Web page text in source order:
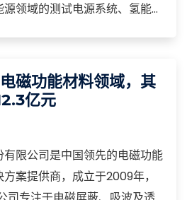
领域的测试电源系统、氢能测
电源、燃料电池测试系统、电
器等核心品类
磁功能材料领域，其
亿元
限公司是中国领先的电磁功能
案提供商，成立于2009年，